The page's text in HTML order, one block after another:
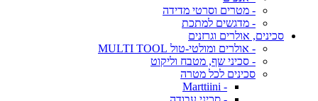
- מטרים וסרטי מדידה
- מדגשים למתכת
סכינים, אולרים וגרזנים
- אולרים ומולטי-טול MULTI TOOL
- סכיני שף, מטבח וליקוט
סכינים לכל מטרה
- Marttiini